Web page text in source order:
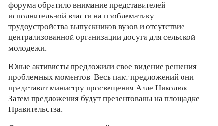
форума обратило внимание представителей
исполнительной власти на проблематику
трудоустройства выпускников вузов и отсутствие
централизованной организации досуга для сельской
молодежи.
Юные активисты предложили свое видение решения
проблемных моментов. Весь пакт предложений они
представят министру просвещения Алле Николюк.
Затем предложения будут презентованы на площадке
Правительства.